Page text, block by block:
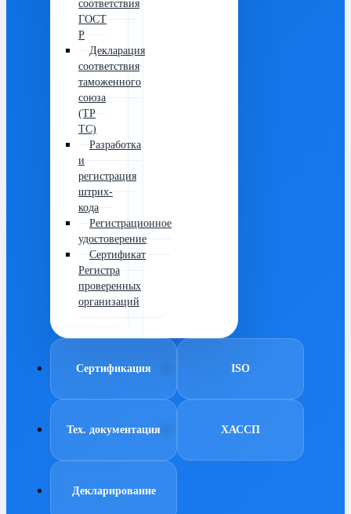
соответствия
ГОСТ
Р
Декларация
соответствия
таможенного
союза
(ТР
ТС)
Разработка
и
регистрация
штрих-
кода
Регистрационное
удостоверение
Сертификат
Регистра
проверенных
организаций
Сертификация ISO
Тех. документация ХАССП
Декларирование